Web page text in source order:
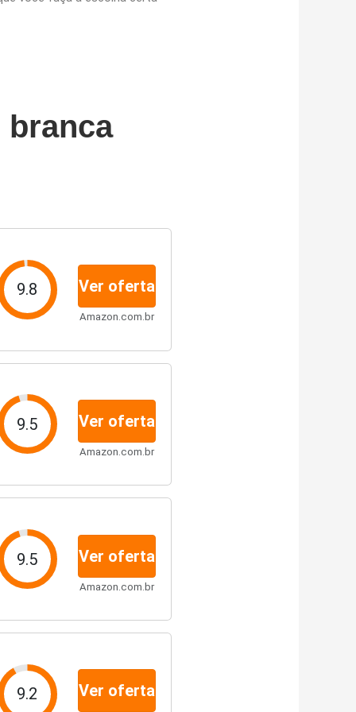
branca
9.8 Ver oferta
Amazon.com.br
9.5 Ver oferta
Amazon.com.br
9.5 Ver oferta
Amazon.com.br
9.2 Ver oferta